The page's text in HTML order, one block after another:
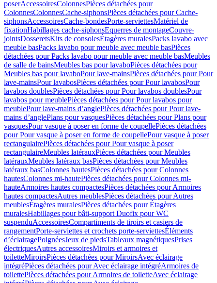
poserAccessoiresColonnesPièces détachées pour
ColonnesColonnesCache-siphonsPièces détachées pour Cache-
siphonsAccessoiresCache-bondesPorte-serviettesMatériel de
fixationHabillages cache-siphonsEquerres de montageCouvre-
jointsDosseretsKits de consolesÉtagères muralesPacks lavabo avec
meuble basPacks lavabo pour meuble avec meuble basPièces
détachées pour Packs lavabo pour meuble avec meuble basMeubles
de salle de bainsMeubles bas pour lavaboPièces détachées pour
Meubles bas pour lavaboPour lave-mainsPièces détachées pour Pour
lave-mainsPour lavabosPièces détachées pour Pour lavabosPour
lavabos doublesPièces détachées pour Pour lavabos doublesPour
lavabos pour meublePièces détachées pour Pour lavabos pour
meublePour lave-mains d’anglePièces détachées pour Pour lave-
mains d’anglePlans pour vasquesPièces détachées pour Plans pour
vasquesPour vasque à poser en forme de coupellePièces détachées
pour Pour vasque à poser en forme de coupellePour vasque à poser
rectangulairePièces détachées pour Pour vasque à poser
rectangulaireMeubles latérauxPièces détachées pour Meubles
latérauxMeubles latéraux basPièces détachées pour Meubles
latéraux basColonnes hautesPièces détachées pour Colonnes
hautesColonnes mi-hautePièces détachées pour Colonnes mi-
hauteArmoires hautes compactesPièces détachées pour Armoires
hautes compactesAutres meublesPièces détachées pour Autres
meublesÉtagères muralesPièces détachées pour Étagères
muralesHabillages pour bâti-support Duofix pour WC
suspenduAccessoiresCompartiments de tiroirs et casiers de
rangementPorte-serviettes et crochets porte-serviettesÉléments
d’éclairagePoignéesJeux de piedsTableaux magnétiquesPrises
électriquesAutres accessoiresMiroirs et armoires et
toiletteMiroirsPièces détachées pour MiroirsAvec éclairage
intégréPièces détachées pour Avec éclairage intégréArmoires de
toilettePièces détachées pour Armoires de toiletteAvec éclairage